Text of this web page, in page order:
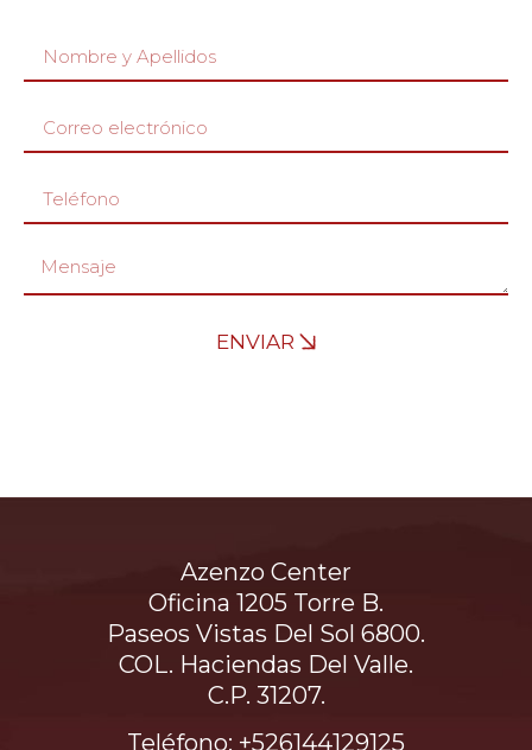
ENVIAR
Azenzo Center
Oficina 1205 Torre B.
Paseos Vistas Del Sol 6800.
COL. Haciendas Del Valle.
C.P. 31207.
Teléfono: +526144129125